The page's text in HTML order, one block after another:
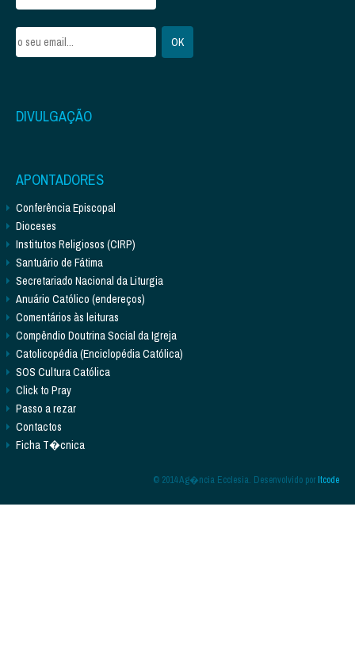
DIVULGAÇÃO
APONTADORES
Conferência Episcopal
Dioceses
Institutos Religiosos (CIRP)
Santuário de Fátima
Secretariado Nacional da Liturgia
Anuário Católico (endereços)
Comentários às leituras
Compêndio Doutrina Social da Igreja
Catolicopédia (Enciclopédia Católica)
SOS Cultura Católica
Click to Pray
Passo a rezar
Contactos
Ficha T�cnica
© 2014 Ag�ncia Ecclesia. Desenvolvido porItcode